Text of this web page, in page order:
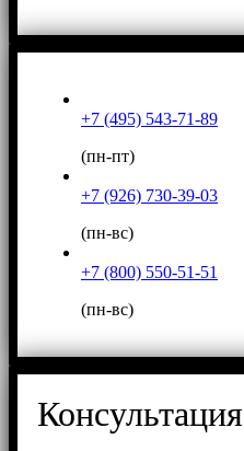
+7 (495) 543-71-89
(пн-пт)
+7 (926) 730-39-03
(пн-вс)
+7 (800) 550-51-51
(пн-вс)
Консультация